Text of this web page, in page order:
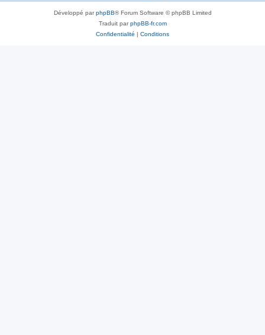
Développé parphpBB® Forum Software © phpBB Limited
Traduit parphpBB-fr.com
Confidentialité | Conditions